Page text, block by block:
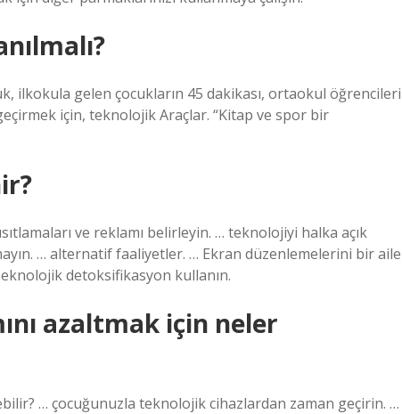
ilkokula gelen çocukların 45 dakikası, ortaokul öğrencileri
için, teknolojik Araçlar. “Kitap ve spor bir
ve reklamı belirleyin. … teknolojiyi halka açık
… alternatif faaliyetler. … Ekran düzenlemelerini bir aile
detoksifikasyon kullanın.
azaltmak için neler
… çocuğunuzla teknolojik cihazlardan zaman geçirin. …